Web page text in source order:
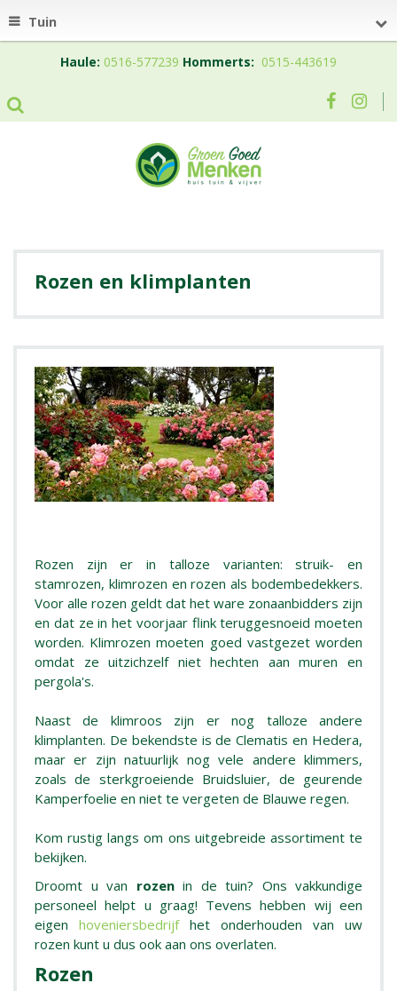
Tuin
Haule: 0516-577239 Hommerts: 0515-443619
Rozen en klimplanten
Rozen zijn er in talloze varianten: struik- en
stamrozen, klimrozen en rozen als bodembedekkers.
Voor alle rozen geldt dat het ware zonaanbidders zijn
en dat ze in het voorjaar flink teruggesnoeid moeten
worden. Klimrozen moeten goed vastgezet worden
omdat ze uitzichzelf niet hechten aan muren en
pergola's.
Naast de klimroos zijn er nog talloze andere
klimplanten. De bekendste is de Clematis en Hedera,
maar er zijn natuurlijk nog vele andere klimmers,
zoals de sterkgroeiende Bruidsluier, de geurende
Kamperfoelie en niet te vergeten de Blauwe regen.
Kom rustig langs om ons uitgebreide assortiment te
bekijken.
Droomt u van rozenin de tuin? Ons vakkundige
personeel helpt u graag! Tevens hebben wij een
eigen hoveniersbedrijfhet onderhouden van uw
rozen kunt u dus ook aan ons overlaten.
Rozen